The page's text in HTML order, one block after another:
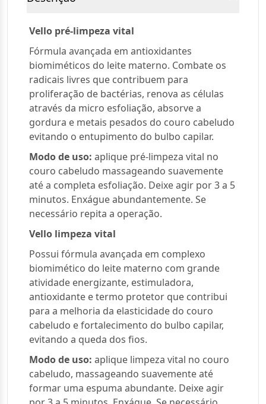
Vello pré-limpeza vital
Fórmula avançada em antioxidantes
biomiméticos do leite materno. Combate os
radicais livres que contribuem para
proliferação de bactérias, renova as células
através da micro esfoliação, absorve a
gordura e metais pesados do couro cabeludo
evitando o entupimento do bulbo capilar.
Modo de uso: aplique pré-limpeza vital no
couro cabeludo massageando suavemente
até a completa esfoliação. Deixe agir por 3 a 5
minutos. Enxágue abundantemente. Se
necessário repita a operação.
Vello limpeza vital
Possui fórmula avançada em complexo
biomimético do leite materno com grande
atividade energizante, estimuladora,
antioxidante e termo protetor que contribui
para a melhoria da elasticidade do couro
cabeludo e fortalecimento do bulbo capilar,
evitando a queda dos fios.
Modo de uso: aplique limpeza vital no couro
cabeludo, massageando suavemente até
formar uma espuma abundante. Deixe agir